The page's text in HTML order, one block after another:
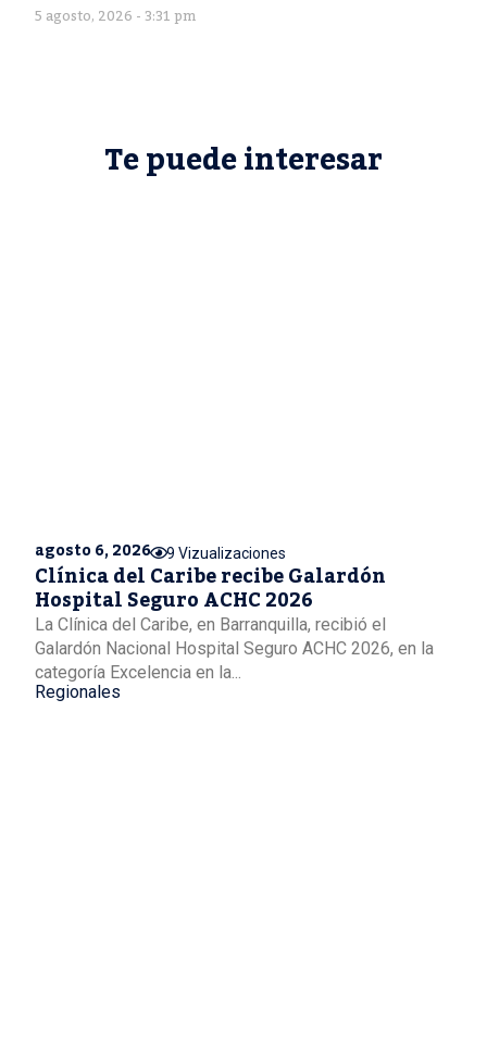
5 agosto, 2026 - 3:31 pm
Te puede interesar
agosto 6, 2026 9 Vizualizaciones
Clínica del Caribe recibe Galardón
Hospital Seguro ACHC 2026
La Clínica del Caribe, en Barranquilla, recibió el
Galardón Nacional Hospital Seguro ACHC 2026, en la
categoría Excelencia en la...
Regionales